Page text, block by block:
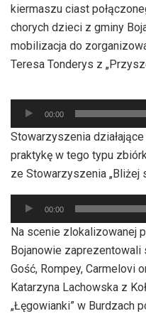
kiermaszu ciast
chorych dzieci z gminy
mobilizacja do
Teresa Tonderys z
Odtwarzacz
plików
dźwiękowych
00:00
Stowarzyszenia
praktykę w tego typu
ze Stowarzyszenia „Bliżej
Odtwarzacz
plików
dźwiękowych
00:00
Na scenie zlokalizowanej
Bojanowie zaprezentowali
Gość, Rompey, Carmelovi
Katarzyna Lachowska z
„Łęgowianki” w Burdzach